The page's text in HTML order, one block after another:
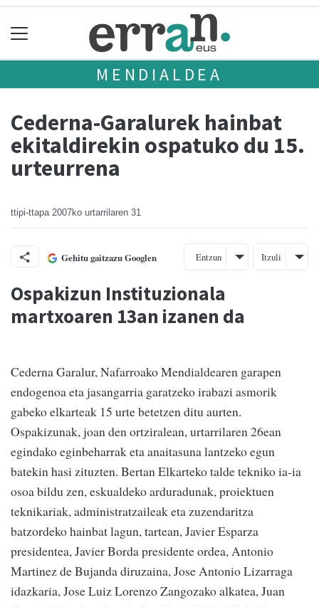
MENDIALDEA
Cederna-Garalurek hainbat
ekitaldirekin ospatuko du 15.
urteurrena
ttipi-ttapa 2007ko urtarrilaren 31
Gehitu gaitzazu Googlen Entzun Itzuli
Ospakizun Instituzionala
martxoaren 13an izanen da
Cederna Garalur, Nafarroako Mendialdearen garapen
endogenoa eta jasangarria garatzeko irabazi asmorik
gabeko elkarteak 15 urte betetzen ditu aurten.
Ospakizunak, joan den ortziralean, urtarrilaren 26ean
egindako eginbeharrak eta anaitasuna lantzeko egun
batekin hasi zituzten. Bertan Elkarteko talde tekniko ia-ia
osoa bildu zen, eskualdeko arduradunak, proiektuen
teknikariak, administratzaileak eta zuzendaritza
batzordeko hainbat lagun, tartean, Javier Esparza
presidentea, Javier Borda presidente ordea, Antonio
Martinez de Bujanda diruzaina, Jose Antonio Lizarraga
idazkaria, Jose Luiz Lorenzo Zangozako alkatea, Juan